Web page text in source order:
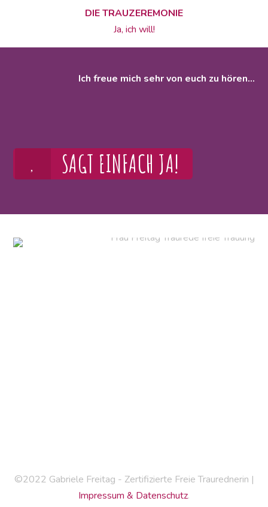
DIE TRAUZEREMONIE
Ja, ich will!
Ich freue mich sehr von euch zu hören...
SAGT EINFACH JA!
©2022 Gabriele Freitag - Zertifizierte Freie Traurednerin |
Impressum & Datenschutz.